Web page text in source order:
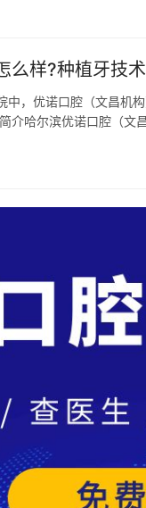
么样?种植牙技
中，优诺口腔（文昌机
介哈尔滨优诺口腔（文